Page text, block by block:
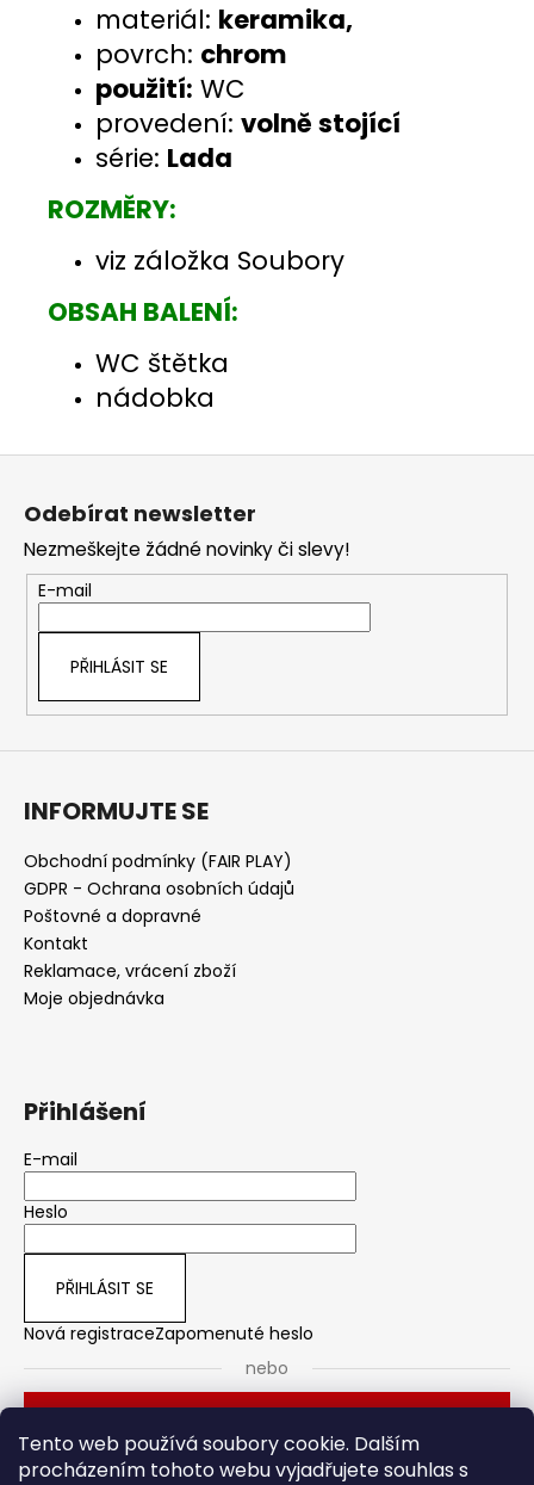
Tento web používá soubory cookie. Dalším
procházením tohoto webu vyjadřujete souhlas s
materiál: keramika,
povrch: chrom
použití: WC
provedení: volně stojící
série: Lada
ROZMĚRY:
viz záložka Soubory
OBSAH BALENÍ:
WC štětka
nádobka
Z
Odebírat newsletter
Nezmeškejte žádné novinky či slevy!
E-mail
PŘIHLÁSIT SE
INFORMUJTE SE
Obchodní podmínky (FAIR PLAY)
GDPR - Ochrana osobních údajů
Poštovné a dopravné
Kontakt
Reklamace, vrácení zboží
Moje objednávka
Přihlášení
E-mail
Heslo
PŘIHLÁSIT SE
Nová registraceZapomenuté heslo
nebo